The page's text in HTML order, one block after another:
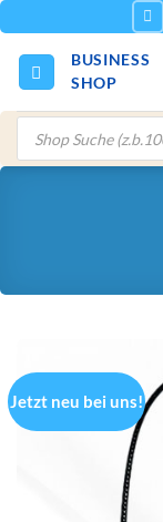
Inhalt
springen
BUSINESS
SHOP
Products
search
Jetzt neu bei uns!